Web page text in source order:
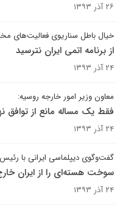
۲۶ آذر ۱۳۹۳
خیال باطل سناریوی فعالیت‌های
از برنامه اتمی ایران نترسید
۲۴ آذر ۱۳۹۳
معاون وزیر امور خارجه روسیه:
فقط یک مساله مانع از توافق
۲۴ آذر ۱۳۹۳
گفت‌وگوی دیپلماسی ایرانی با
سوخت هسته‌ای را از ایران
۲۴ آذر ۱۳۹۳